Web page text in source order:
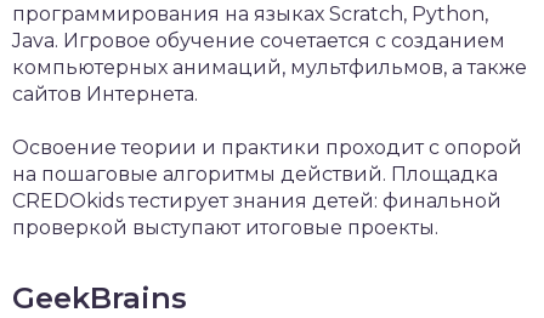
программирования на языках Scratch, Python,
Java. Игровое обучение сочетается с созданием
компьютерных анимаций, мультфильмов, а также
сайтов Интернета.
Освоение теории и практики проходит с опорой
на пошаговые алгоритмы действий. Площадка
CREDOkids тестирует знания детей: финальной
проверкой выступают итоговые проекты.
GeekBrains